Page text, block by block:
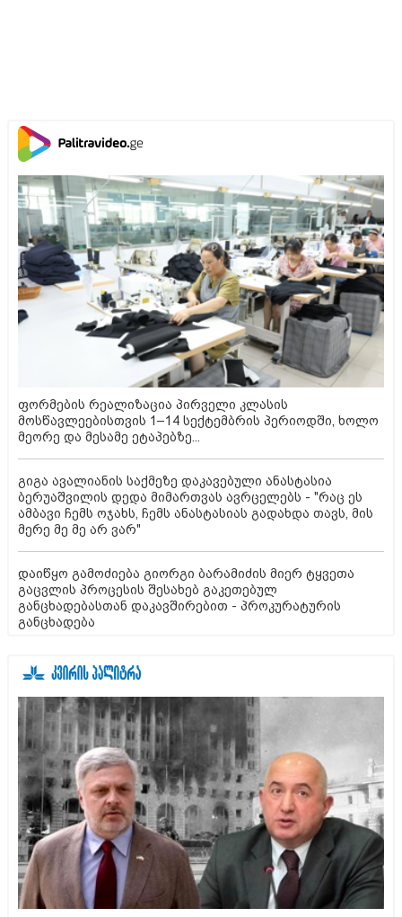
ფორმების რეალიზაცია პირველი კლასის
მოსწავლეებისთვის 1–14 სექტემბრის პერიოდში, ხოლო
მეორე და მესამე ეტაპებზე...
გიგა ავალიანის საქმეზე დაკავებული ანასტასია
ბერუაშვილის დედა მიმართვას ავრცელებს - "რაც ეს
ამბავი ჩემს ოჯახს, ჩემს ანასტასიას გადახდა თავს, მის
მერე მე მე არ ვარ"
დაიწყო გამოძიება გიორგი ბარამიძის მიერ ტყვეთა
გაცვლის პროცესის შესახებ გაკეთებულ
განცხადებასთან დაკავშირებით - პროკურატურის
განცხადება